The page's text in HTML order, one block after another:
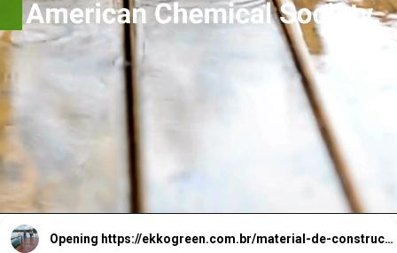
Opening https://ekkogreen.com.br/material-de-construcao-absorve-carbono/